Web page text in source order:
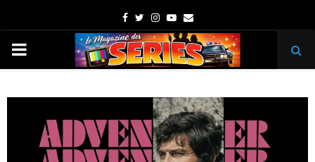
Facebook
TwitterInstagram
Youtube
Email
PRIMARY